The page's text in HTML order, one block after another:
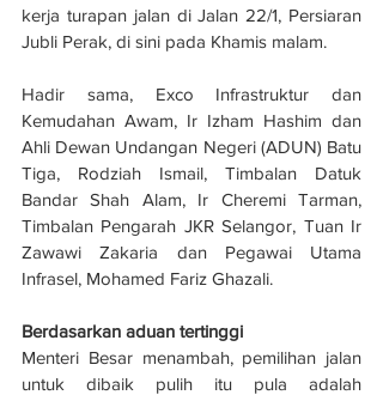
kerja turapan jalan di Jalan 22/1, Persiaran
Jubli Perak, di sini pada Khamis malam.
Hadir sama, Exco Infrastruktur dan
Kemudahan Awam, Ir Izham Hashim dan
Ahli Dewan Undangan Negeri (ADUN) Batu
Tiga, Rodziah Ismail, Timbalan Datuk
Bandar Shah Alam, Ir Cheremi Tarman,
Timbalan Pengarah JKR Selangor, Tuan Ir
Zawawi Zakaria dan Pegawai Utama
Infrasel, Mohamed Fariz Ghazali.
Berdasarkan aduan tertinggi
Menteri Besar menambah, pemilihan jalan
untuk dibaik pulih itu pula adalah